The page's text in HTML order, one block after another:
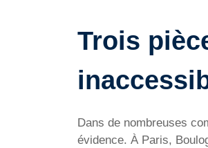
Trois
Dans de nombreuses
évidence. À Paris,